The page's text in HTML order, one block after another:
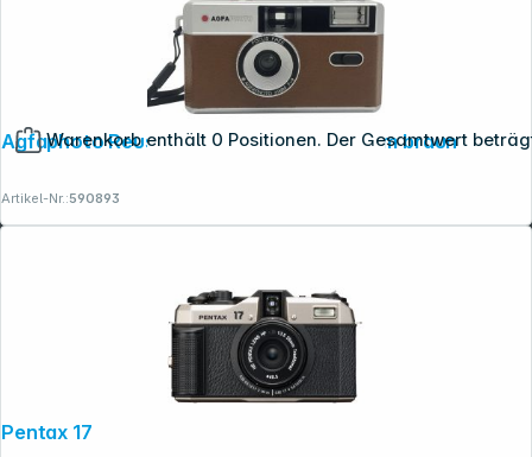
Warenkorb enthält 0 Positionen. Der Gesamtwert
Agfaphoto Reusable Photo Camera 35mm braun
Artikel-Nr.:590893
Pentax 17